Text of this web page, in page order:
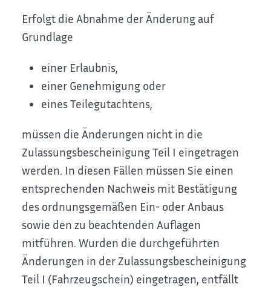
Erfolgt die Abnahme der Änderung auf
Grundlage
einer Erlaubnis,
einer Genehmigung oder
eines Teilegutachtens,
müssen die Änderungen nicht in die
Zulassungsbescheinigung Teil I eingetragen
werden. In diesen Fällen müssen Sie einen
entsprechenden Nachweis mit Bestätigung
des ordnungsgemäßen Ein- oder Anbaus
sowie den zu beachtenden Auflagen
mitführen. Wurden die durchgeführten
Änderungen in der Zulassungsbescheinigung
Teil I (Fahrzeugschein) eingetragen, entfällt